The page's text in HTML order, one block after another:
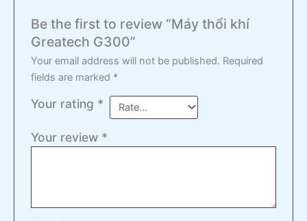
Be the first to review “Máy thổi khí
Greatech G300”
Your email address will not be published. Required
fields are marked *
Your rating *
Your review *